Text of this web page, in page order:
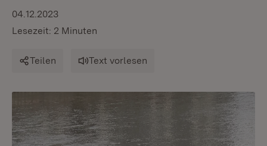
04.12.2023
Lesezeit: 2 Minuten
Teilen Text vorlesen